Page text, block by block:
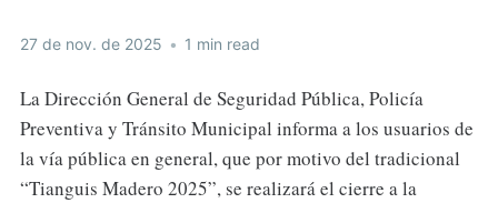
27 de nov. de 2025 • 1 min read
La Dirección General de Seguridad Pública, Policía
Preventiva y Tránsito Municipal informa a los usuarios de
la vía pública en general, que por motivo del tradicional
“Tianguis Madero 2025”, se realizará el cierre a la